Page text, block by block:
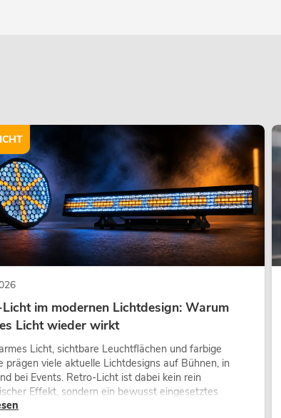
im modernen Lichtdesign: Warum
Licht wieder wirkt
Licht, sichtbare Leuchtflächen und farbige
prägen viele aktuelle Lichtdesigns auf Bühnen, in
bei Events. Retro-Licht ist dabei kein rein
Effekt, sondern ein bewusst eingesetztes
Es schafft Atmosphäre, gibt Szenen